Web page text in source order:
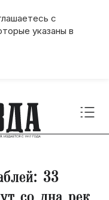
с
указаны в
33